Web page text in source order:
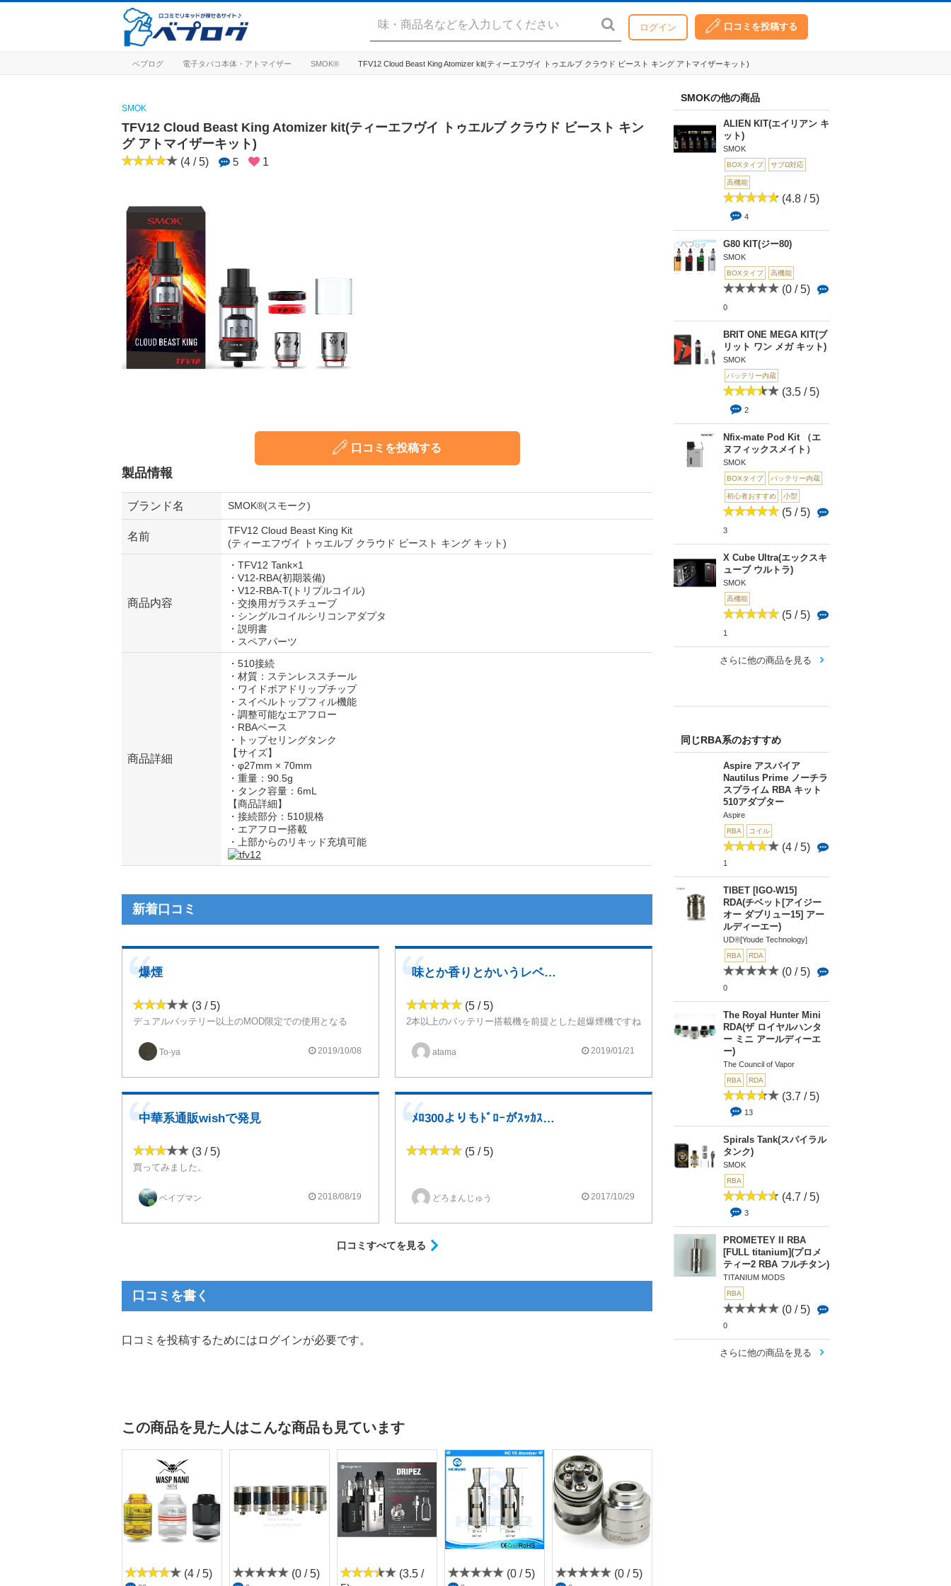
ログイン 口コミを投稿する
ベプログ 電子タバコ本体・アトマイザー SMOK® TFV12 Cloud Beast King Atomizer kit(ティーエフヴイ トゥエルブ クラウド ビースト キング アトマイザーキット)
SMOKの他の商品
ALIEN KIT(エイリアン キ
ット)
SMOK
BOXタイプ サブΩ対応
高機能
(4.8 / 5)
4
G80 KIT(ジー80)
SMOK
BOXタイプ 高機能
(0 / 5)
0
BRIT ONE MEGA KIT(ブ
リット ワン メガ キット)
SMOK
バッテリー内蔵
(3.5 / 5)
2
Nfix-mate Pod Kit （エ
ヌフィックスメイト）
SMOK
BOXタイプ バッテリー内蔵
初心者おすすめ 小型
(5 / 5)
3
X Cube Ultra(エックスキ
ューブ ウルトラ)
SMOK
高機能
(5 / 5)
1
さらに他の商品を見る
同じRBA系のおすすめ
Aspire アスパイア
Nautilus Prime ノーチラ
スプライム RBA キット
510アダプター
Aspire
RBA コイル
(4 / 5)
1
TIBET [IGO-W15]
RDA(チベット[アイジー
オー ダブリュー15] アー
ルディーエー)
UD®[Youde Technology]
RBA RDA
(0 / 5)
0
The Royal Hunter Mini
RDA(ザ ロイヤルハンタ
ー ミニ アールディーエ
ー)
The Council of Vapor
RBA RDA
(3.7 / 5)
13
Spirals Tank(スパイラル
タンク)
SMOK
RBA
(4.7 / 5)
3
PROMETEY II RBA
[FULL titanium](プロメ
ティー2 RBA フルチタン)
TITANIUM MODS
RBA
(0 / 5)
0
さらに他の商品を見る
SMOK
TFV12 Cloud Beast King Atomizer kit(ティーエフヴイ トゥエルブ クラウド ビースト キン
グ アトマイザーキット)
(4 / 5) 5 1
口コミを投稿する
製品情報
ブランド名 SMOK®(スモーク)
名前
TFV12 Cloud Beast King Kit
(ティーエフヴイ トゥエルブ クラウド ビースト キング キット)
商品内容
・TFV12 Tank×1
・V12-RBA(初期装備)
・V12-RBA-T(トリプルコイル)
・交換用ガラスチューブ
・シングルコイルシリコンアダプタ
・説明書
・スペアパーツ
商品詳細
・510接続
・材質：ステンレススチール
・ワイドボアドリップチップ
・スイベルトップフィル機能
・調整可能なエアフロー
・RBAベース
・トップセリングタンク
【サイズ】
・φ27mm × 70mm
・重量：90.5g
・タンク容量：6mL
【商品詳細】
・接続部分：510規格
・エアフロー搭載
・上部からのリキッド充填可能
新着口コミ
爆煙
(3 / 5)
デュアルバッテリー以上のMOD限定での使用となる
上記のコイルだと推奨最大でも蒸気の温度も比較的低く、思いっきり吸い込んでは爆煙出来るのでその点は良いかな
To-ya 2019/10/08
味とか香りとかいうレベルじゃない
(5 / 5)
2本以上のバッテリー搭載機を前提とした超爆煙機ですね
アトマイザーのサイズ自体が結構あるので合わせるMODは大きいものを選びますね
ミニキンでも小さいくらいです
atama 2019/01/21
中華系通販wishで発見
(3 / 5)
買ってみました。
全体的に色合いがハデハデです。
リピはないです。もう買いません
ベイプマン 2018/08/19
ﾒﾛ300よりもﾄﾞﾛｰがｽｯｶｽｶｗ
(5 / 5)
味？素グリ推奨じゃないの？
って感じるほど、燃費悪い・・。
合うMODが見つからない・・。
どろまんじゅう 2017/10/29
口コミすべてを見る
口コミを書く
口コミを投稿するためにはログインが必要です。
この商品を見た人はこんな商品も見ています
(4 / 5) (0 / 5)
(3.5 /
(0 / 5) (0 / 5)